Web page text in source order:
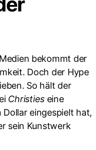
bekommt der
Doch der Hype
So hält der
Christieseine
eingespielt hat,
sein Kunstwerk